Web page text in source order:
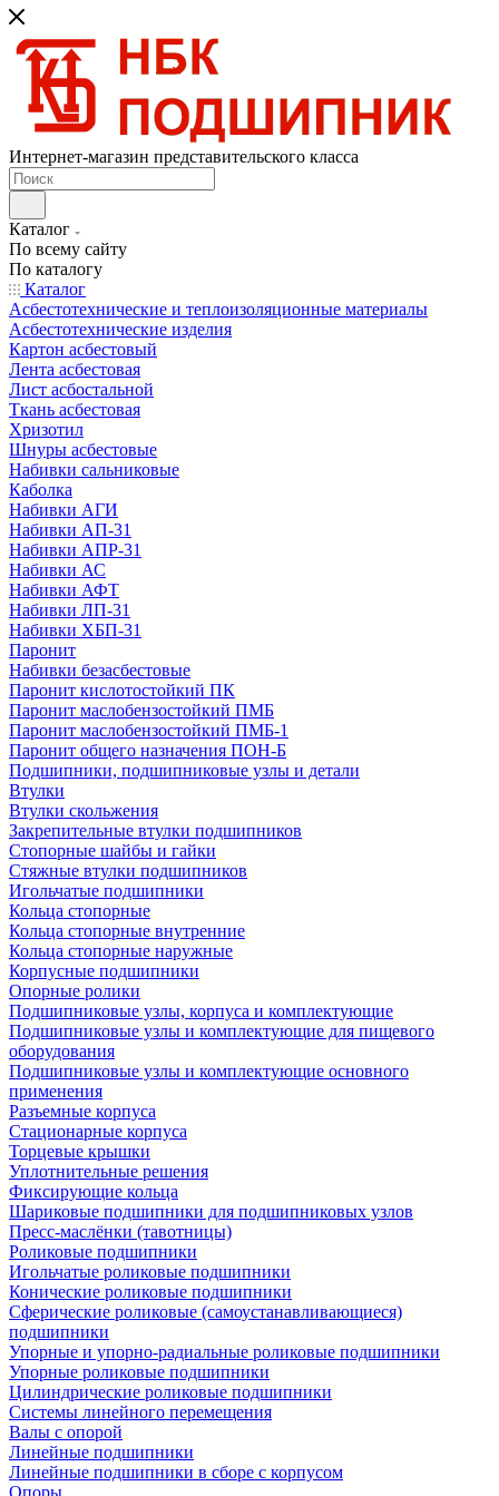
Интернет-магазин представительского класса
Каталог
По всему сайту
По каталогу
Каталог
Асбестотехнические и теплоизоляционные материалы
Асбестотехнические изделия
Картон асбестовый
Лента асбестовая
Лист асбостальной
Ткань асбестовая
Хризотил
Шнуры асбестовые
Набивки сальниковые
Каболка
Набивки АГИ
Набивки АП-31
Набивки АПР-31
Набивки АС
Набивки АФТ
Набивки ЛП-31
Набивки ХБП-31
Паронит
Набивки безасбестовые
Паронит кислотостойкий ПК
Паронит маслобензостойкий ПМБ
Паронит маслобензостойкий ПМБ-1
Паронит общего назначения ПОН-Б
Подшипники, подшипниковые узлы и детали
Втулки
Втулки скольжения
Закрепительные втулки подшипников
Стопорные шайбы и гайки
Стяжные втулки подшипников
Игольчатые подшипники
Кольца стопорные
Кольца стопорные внутренние
Кольца стопорные наружные
Корпусные подшипники
Опорные ролики
Подшипниковые узлы, корпуса и комплектующие
Подшипниковые узлы и комплектующие для пищевого
оборудования
Подшипниковые узлы и комплектующие основного
применения
Разъемные корпуса
Стационарные корпуса
Торцевые крышки
Уплотнительные решения
Фиксирующие кольца
Шариковые подшипники для подшипниковых узлов
Пресс-маслёнки (тавотницы)
Роликовые подшипники
Игольчатые роликовые подшипники
Конические роликовые подшипники
Сферические роликовые (самоустанавливающиеся)
подшипники
Упорные и упорно-радиальные роликовые подшипники
Упорные роликовые подшипники
Цилиндрические роликовые подшипники
Системы линейного перемещения
Валы с опорой
Линейные подшипники
Линейные подшипники в сборе с корпусом
Опоры